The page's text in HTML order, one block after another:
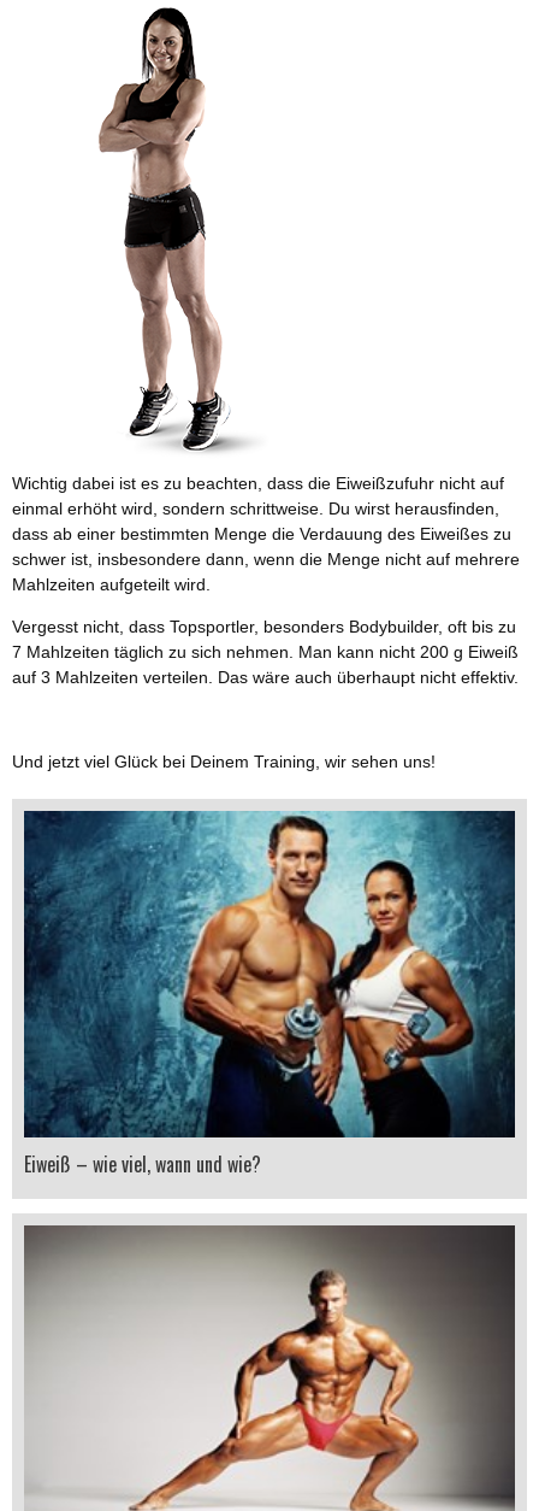
Wichtig dabei ist es zu beachten, dass die Eiweißzufuhr nicht auf
einmal erhöht wird, sondern schrittweise. Du wirst herausfinden,
dass ab einer bestimmten Menge die Verdauung des Eiweißes zu
schwer ist, insbesondere dann, wenn die Menge nicht auf mehrere
Mahlzeiten aufgeteilt wird.
Vergesst nicht, dass Topsportler, besonders Bodybuilder, oft bis zu
7 Mahlzeiten täglich zu sich nehmen. Man kann nicht 200 g Eiweiß
auf 3 Mahlzeiten verteilen. Das wäre auch überhaupt nicht effektiv.
Und jetzt viel Glück bei Deinem Training, wir sehen uns!
Eiweiß – wie viel, wann und wie?